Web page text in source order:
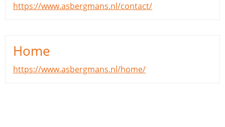
https://www.asbergmans.nl/contact/
Home
https://www.asbergmans.nl/home/